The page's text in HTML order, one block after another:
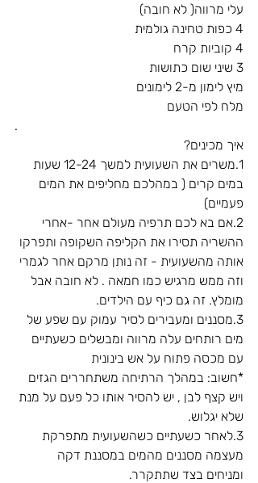
עלי מרווה( לא חובה)
4 כפות טחינה גולמית
4 קוביות קרח
3 שיני שום כתושות
מיץ לימון מ-2 לימונים
מלח לפי הטעם
.
איך מכינים?
1.משרים את השעועית למשך 12-24 שעות
במים קרים ( במהלכם מחליפים את המים
פעמיים)
2.אם בא לכם תרפיה מעולם אחר -אחרי
ההשריה תסירו את הקליפה השקופה ותפרקו
אותה מהשעועית - זה נותן מרקם אחר לגמרי
וזה ממש מרגיש כמו חמאה . לא חובה אבל
מומלץ. זה גם כיף עם הילדים.
3.מסננים ומעבירים לסיר עמוק עם שפע של
מים רותחים עלה מרווה ומבשלים כשעתיים
עם מכסה פתוח על אש בינונית
*חשוב: במהלך הרתיחה משתחררים הגזים
ויש קצף לבן , יש להסיר אותו כל פעם על מנת
שלא יגלוש.
3.לאחר כשעתיים כשהשעועית מתפרקת
מעצמה מסננים מהמים במסננת דקה
ומניחים בצד שתתקרר.